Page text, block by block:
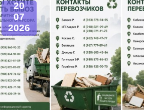
20
07
2026